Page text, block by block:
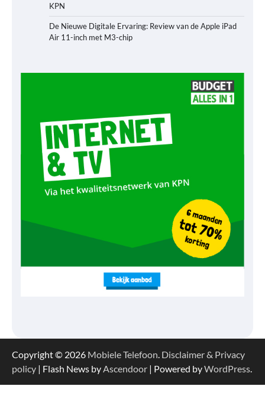
KPN
De Nieuwe Digitale Ervaring: Review van de Apple iPad
Air 11-inch met M3-chip
Copyright © 2026 Mobiele Telefoon. Disclaimer & Privacy
policy | Flash News byAscendoor | Powered byWordPress.